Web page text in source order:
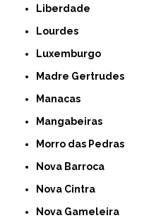
Liberdade
Lourdes
Luxemburgo
Madre Gertrudes
Manacas
Mangabeiras
Morro das Pedras
Nova Barroca
Nova Cintra
Nova Gameleira